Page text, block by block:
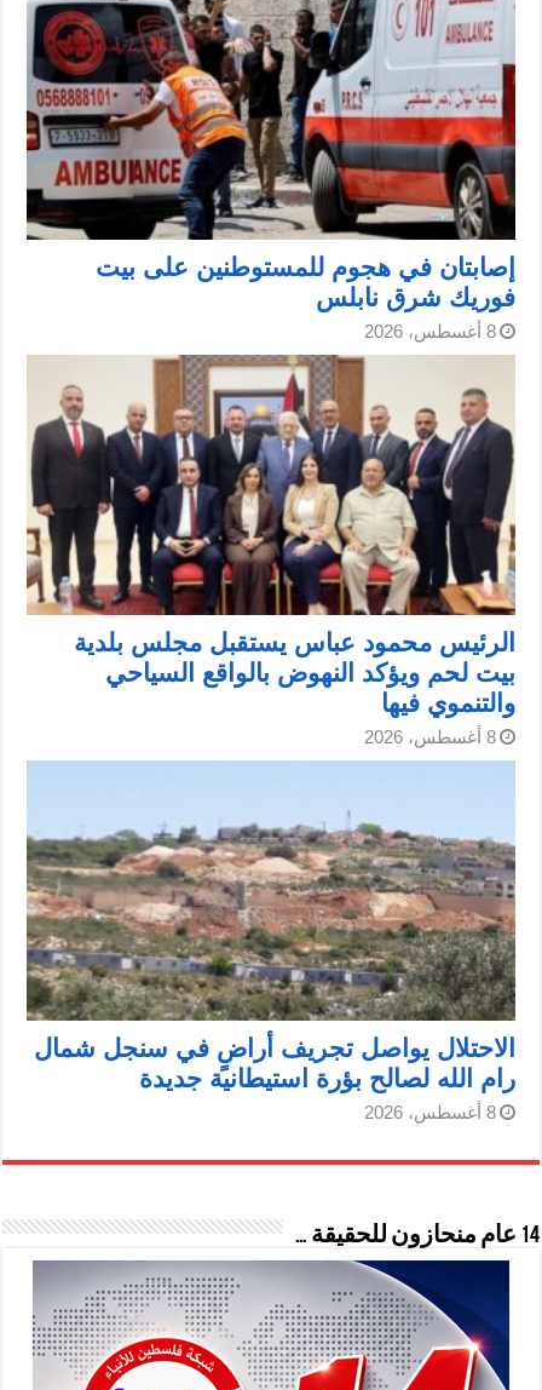
إصابتان في هجوم للمستوطنين على بيت
فوريك شرق نابلس
8 أغسطس، 2026
الرئيس محمود عباس يستقبل مجلس بلدية
بيت لحم ويؤكد النهوض بالواقع السياحي
والتنموي فيها
8 أغسطس، 2026
الاحتلال يواصل تجريف أراضٍ في سنجل شمال
رام الله لصالح بؤرة استيطانية جديدة
8 أغسطس، 2026
14 عام منحازون للحقيقة …